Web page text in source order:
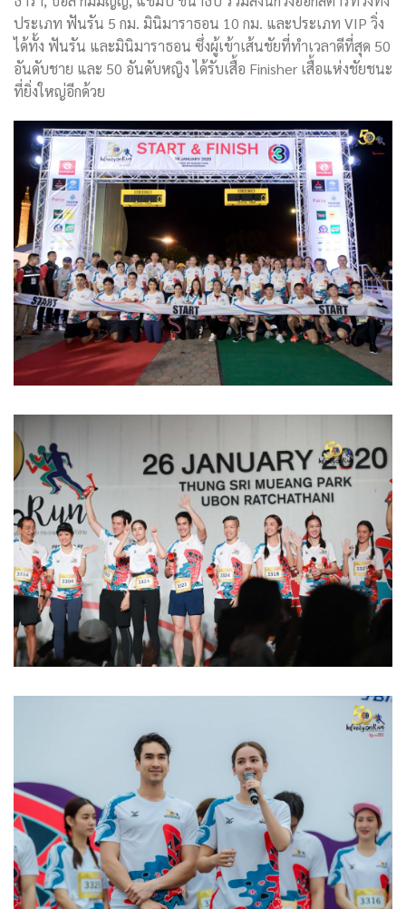
ประเภท ฟันรัน 5 กม. มินิมาราธอน 10 กม. และประเภท VIP วิ่ง
ได้ทั้ง ฟันรัน และมินิมาราธอน ซึ่งผู้เข้าเส้นชัยที่ทำเวลาดีที่สุด 50
อันดับชาย และ 50 อันดับหญิง ได้รับเสื้อ Finisher เสื้อแห่งชัยชนะ
ที่ยิ่งใหญ่อีกด้วย